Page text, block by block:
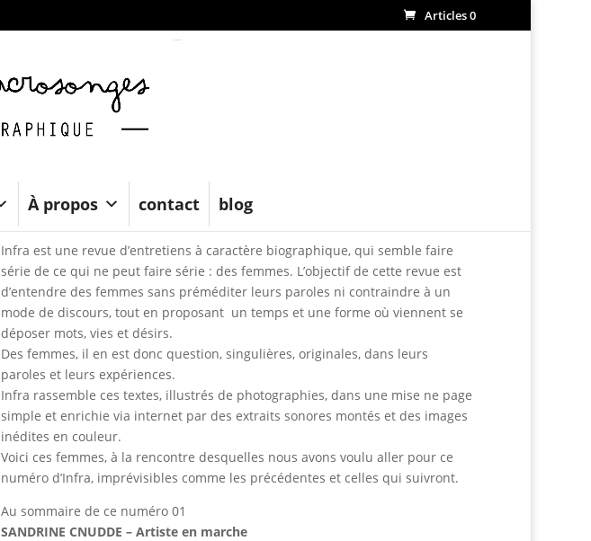
Articles 0
À propos contact blog
Infra est une revue d’entretiens à caractère biographique, qui semble faire
série de ce qui ne peut faire série : des femmes. L’objectif de cette revue est
d’entendre des femmes sans préméditer leurs paroles ni contraindre à un
mode de discours, tout en proposant un temps et une forme où viennent se
déposer mots, vies et désirs.
Des femmes, il en est donc question, singulières, originales, dans leurs
paroles et leurs expériences.
Infra rassemble ces textes, illustrés de photographies, dans une mise ne page
simple et enrichie via internet par des extraits sonores montés et des images
inédites en couleur.
Voici ces femmes, à la rencontre desquelles nous avons voulu aller pour ce
numéro d’Infra, imprévisibles comme les précédentes et celles qui suivront.
Au sommaire de ce numéro 01
SANDRINE CNUDDE – Artiste en marche